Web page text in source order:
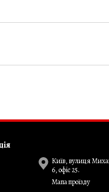
Київ, вулиця
6, офіс 25.
Мапа проїзду